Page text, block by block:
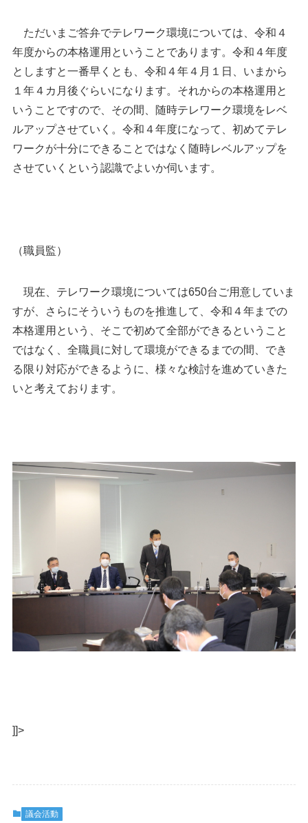
ただいまご答弁でテレワーク環境については、令和４
年度からの本格運用ということであります。令和４年度
としますと一番早くとも、令和４年４月１日、いまから
１年４カ月後ぐらいになります。それからの本格運用と
いうことですので、その間、随時テレワーク環境をレベ
ルアップさせていく。令和４年度になって、初めてテレ
ワークが十分にできることではなく随時レベルアップを
させていくという認識でよいか伺います。
（職員監）
現在、テレワーク環境については650台ご用意していま
すが、さらにそういうものを推進して、令和４年までの
本格運用という、そこで初めて全部ができるということ
ではなく、全職員に対して環境ができるまでの間、でき
る限り対応ができるように、様々な検討を進めていきた
いと考えております。
]]>
議会活動